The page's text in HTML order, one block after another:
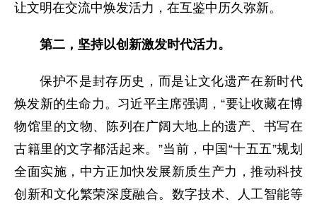
让文明在交流中焕发活力，在互鉴中历久弥新。
第二，坚持以创新激发时代活力。
保护不是封存历史，而是让文化遗产在新时代
焕发新的生命力。习近平主席强调，“要让收藏在博
物馆里的文物、陈列在广阔大地上的遗产、书写在
古籍里的文字都活起来。”当前，中国“十五五”规划
全面实施，中方正加快发展新质生产力，推动科技
创新和文化繁荣深度融合。数字技术、人工智能等